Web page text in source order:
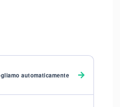
automaticamente